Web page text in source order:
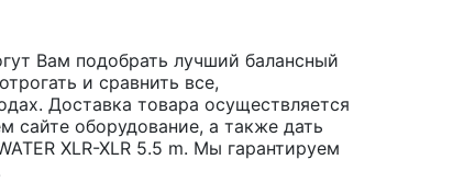
Вам подобрать лучший балансный
и сравнить все,
Доставка товара осуществляется
сайте оборудование, а также дать
XLR-XLR 5.5 m. Мы гарантируем